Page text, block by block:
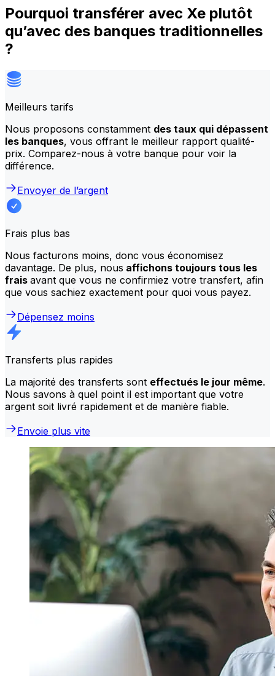
Pourquoi transférer avec Xe plutôt
qu’avec des banques traditionnelles
?
Meilleurs tarifs
Nous proposons constamment des taux qui dépassent
les banques, vous offrant le meilleur rapport qualité-
prix. Comparez-nous à votre banque pour voir la
différence.
Envoyer de l’argent
Frais plus bas
Nous facturons moins, donc vous économisez
davantage. De plus, nous affichons toujours tous les
frais avant que vous ne confirmiez votre transfert, afin
que vous sachiez exactement pour quoi vous payez.
Dépensez moins
Transferts plus rapides
La majorité des transferts sont effectués le jour même.
Nous savons à quel point il est important que votre
argent soit livré rapidement et de manière fiable.
Envoie plus vite